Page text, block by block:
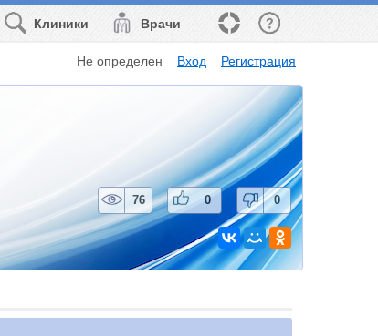
Врачи
Клиники
Не определен Вход Регистрация
76 0 0